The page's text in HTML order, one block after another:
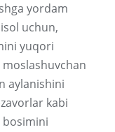
yordam
uchun,
yuqori
aylanishini
kabi